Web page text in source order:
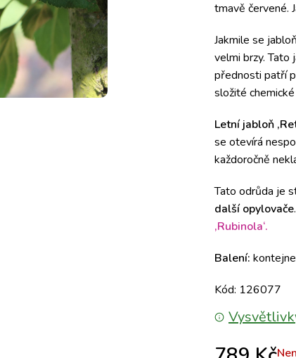
tmavě červené.
Jakmile se
velmi brzy. Tato
přednosti patří
složité
Letní jabloň
se otevírá
každoročně
Tato odrůda je
další opylovače
‚Rubinola‘.
Balení:
Kód: 126077